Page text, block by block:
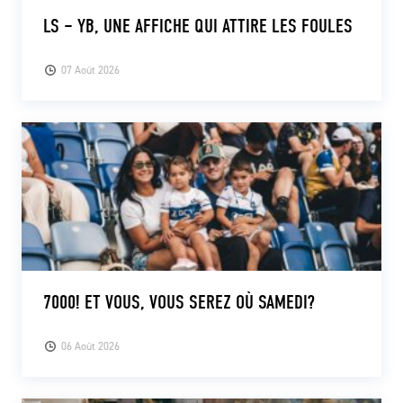
07 Août 2026
LS – YB, UNE AFFICHE QUI ATTIRE LES FOULES
06 Août 2026
7000! ET VOUS, VOUS SEREZ OÙ SAMEDI?